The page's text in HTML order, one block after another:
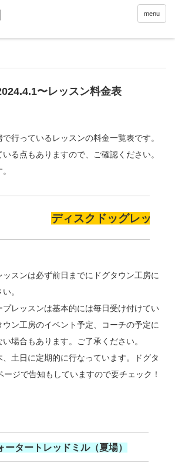
menu
〜レッスン料金表
行っているレッスンの料金一覧表です。
る点もありますので、ご確認ください。
ディスクドッグレッスン
（3名以上で同一コーチのレッスン。時間は
グ（預かり期間中にDTFスタッフが愛犬を
スンは必ず前日までにドグタウン工房に
。
レッスンは基本的には毎日受け付けてい
ウン工房のイベント予定、コーチの予定に
場合もあります。ご了承ください。
土日に定期的に行なっています。ドグタ
ジで告知もしていますので要チェック！
ータートレッドミル（夏場）